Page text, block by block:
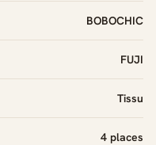
BOBOCHIC
FUJI
Tissu
4 places